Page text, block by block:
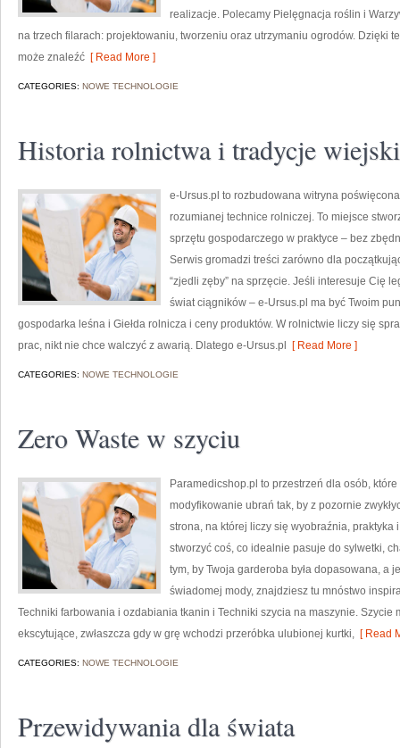
realizacje. Polecamy Pielęgnacja roślin i
na trzech filarach: projektowaniu, tworzeniu oraz utrzymaniu ogrodów. Dzięki
może znaleźć [ Read More ]
CATEGORIES: NOWE TECHNOLOGIE
Historia rolnictwa i tradycje
e-Ursus.pl to rozbudowana witryna
rozumianej technice rolniczej. To miejsce
sprzętu gospodarczego w praktyce – bez
Serwis gromadzi treści zarówno dla
“zjedli zęby” na sprzęcie. Jeśli interesuje Cię
świat ciągników – e-Ursus.pl ma być Twoim
gospodarka leśna i Giełda rolnicza i ceny produktów. W rolnictwie liczy się
prac, nikt nie chce walczyć z awarią. Dlatego e-Ursus.pl
[ Read More ]
CATEGORIES: NOWE TECHNOLOGIE
Zero Waste w szyciu
Paramedicshop.pl to przestrzeń dla osób,
modyfikowanie ubrań tak, by z pozornie
strona, na której liczy się wyobraźnia, praktyka
stworzyć coś, co idealnie pasuje do sylwetki,
tym, by Twoja garderoba była dopasowana, a
świadomej mody, znajdziesz tu mnóstwo
Techniki farbowania i ozdabiania tkanin i Techniki szycia na maszynie. Szycie
ekscytujące, zwłaszcza gdy w grę wchodzi przeróbka ulubionej kurtki, [ Read
CATEGORIES: NOWE TECHNOLOGIE
Przewidywania dla świata